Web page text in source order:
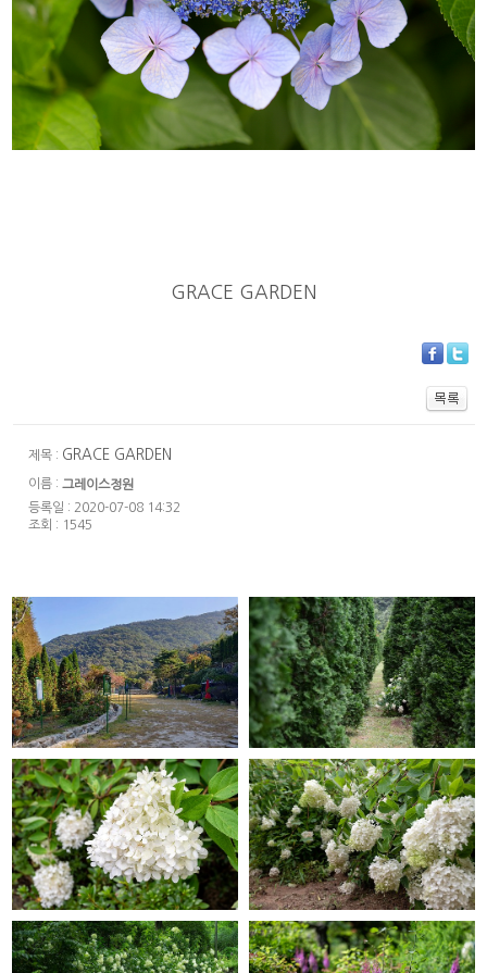
GRACE GARDEN
제목 : GRACE GARDEN
이름 : 그레이스정원
등록일 : 2020-07-08 14:32
조회 : 1545
GRACE GARDEN GRACE GARDEN
GRACE GARDEN GRACE GARDEN